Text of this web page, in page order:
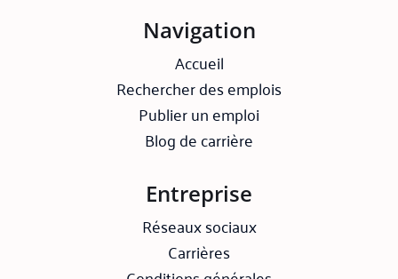
Navigation
Accueil
Rechercher des emplois
Publier un emploi
Blog de carrière
Entreprise
Réseaux sociaux
Carrières